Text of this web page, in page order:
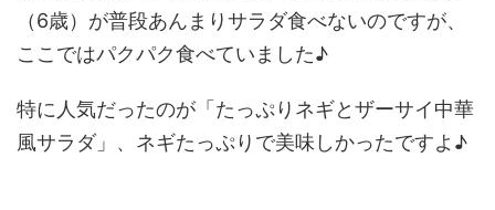
（6歳）が普段あんまりサラダ食べないのですが、
ここではパクパク食べていました♪
特に人気だったのが「たっぷりネギとザーサイ中華
風サラダ」、ネギたっぷりで美味しかったですよ♪